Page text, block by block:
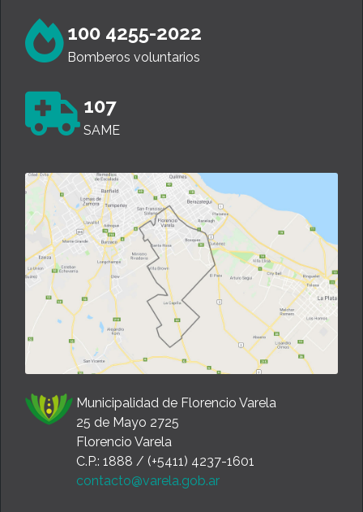
100 4255-2022
Bomberos voluntarios
107
SAME
Municipalidad de Florencio Varela
25 de Mayo 2725
Florencio Varela
C.P.: 1888 / (+5411) 4237-1601
contacto@varela.gob.ar